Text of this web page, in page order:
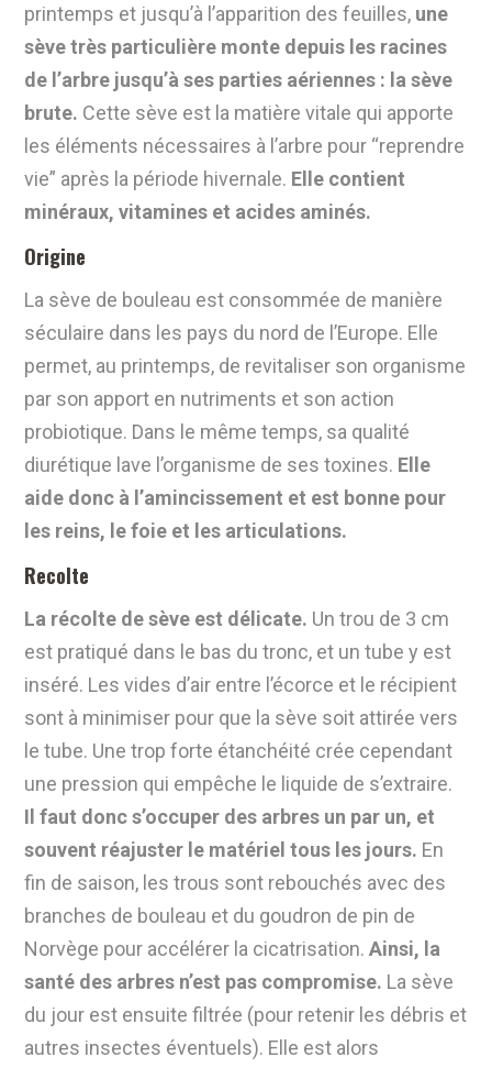
printemps et jusqu’à l’apparition des feuilles, une
sève très particulière monte depuis les racines
de l’arbre jusqu’à ses parties aériennes : la sève
brute. Cette sève est la matière vitale qui apporte
les éléments nécessaires à l’arbre pour “reprendre
vie” après la période hivernale. Elle contient
minéraux, vitamines et acides aminés.
Origine
La sève de bouleau est consommée de manière
séculaire dans les pays du nord de l’Europe. Elle
permet, au printemps, de revitaliser son organisme
par son apport en nutriments et son action
probiotique. Dans le même temps, sa qualité
diurétique lave l’organisme de ses toxines. Elle
aide donc à l’amincissement et est bonne pour
les reins, le foie et les articulations.
Recolte
La récolte de sève est délicate. Un trou de 3 cm
est pratiqué dans le bas du tronc, et un tube y est
inséré. Les vides d’air entre l’écorce et le récipient
sont à minimiser pour que la sève soit attirée vers
le tube. Une trop forte étanchéité crée cependant
une pression qui empêche le liquide de s’extraire.
Il faut donc s’occuper des arbres un par un, et
souvent réajuster le matériel tous les jours. En
fin de saison, les trous sont rebouchés avec des
branches de bouleau et du goudron de pin de
Norvège pour accélérer la cicatrisation.Ainsi, la
santé des arbres n’est pas compromise. La sève
du jour est ensuite filtrée (pour retenir les débris et
autres insectes éventuels). Elle est alors